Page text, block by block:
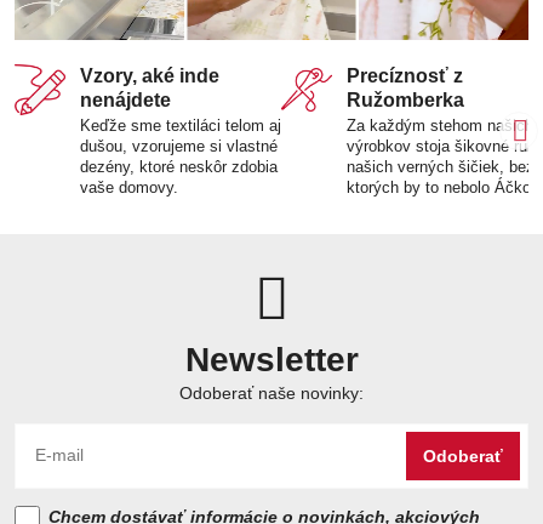
Vzory, aké inde
nenájdete
Keďže sme textiláci telom aj
dušou, vzorujeme si vlastné
dezény, ktoré neskôr zdobia
vaše domovy.
Precíznosť z
Ružomberka
Za každým stehom našich
výrobkov stoja šikovné ruky
našich verných šičiek, bez
ktorých by to nebolo Áčko.
Newsletter
Odoberať naše novinky:
Odoberať
Chcem dostávať informácie o novinkách, akciových